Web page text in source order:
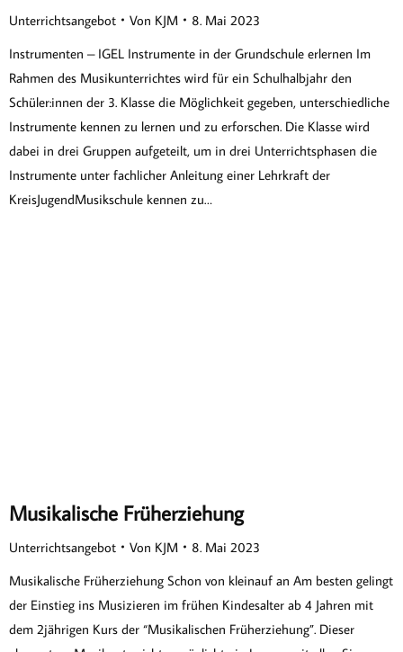
Unterrichtsangebot Von KJM
8. Mai 2023
Instrumenten – IGEL Instrumente in der Grundschule erlernen Im
Rahmen des Musikunterrichtes wird für ein Schulhalbjahr den
Schüler:innen der 3. Klasse die Möglichkeit gegeben, unterschiedliche
Instrumente kennen zu lernen und zu erforschen. Die Klasse wird
dabei in drei Gruppen aufgeteilt, um in drei Unterrichtsphasen die
Instrumente unter fachlicher Anleitung einer Lehrkraft der
KreisJugendMusikschule kennen zu…
Musikalische Früherziehung
Unterrichtsangebot Von KJM
8. Mai 2023
Musikalische Früherziehung Schon von kleinauf an Am besten gelingt
der Einstieg ins Musizieren im frühen Kindesalter ab 4 Jahren mit
dem 2jährigen Kurs der “Musikalischen Früherziehung”. Dieser